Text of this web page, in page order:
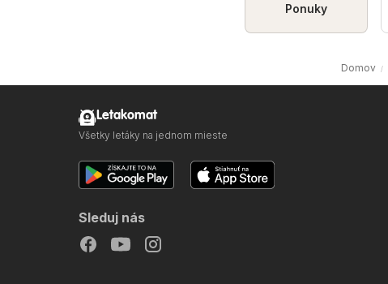
Ponuky
Domov
Letakomat
Všetky letáky na jednom mieste
Sleduj nás